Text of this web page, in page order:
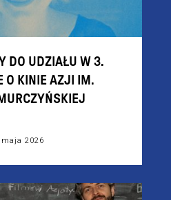
DO UDZIAŁU W 3.
O KINIE AZJI IM.
maja 2026